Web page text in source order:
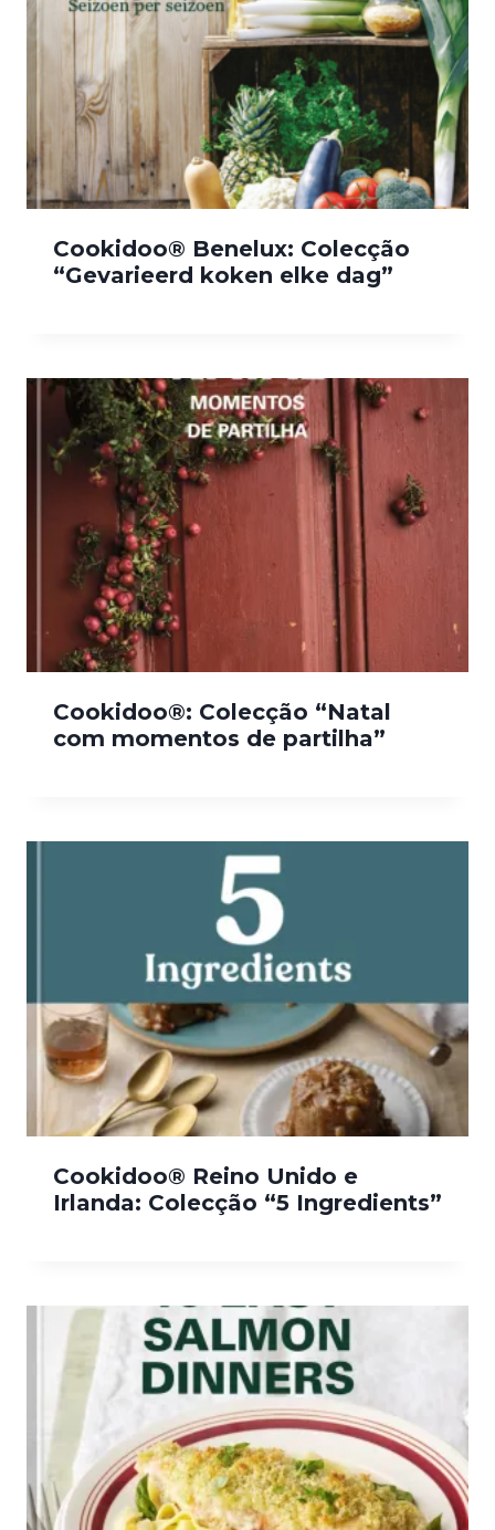
Cookidoo® Benelux: Colecção
“Gevarieerd koken elke dag”
Cookidoo®: Colecção “Natal
com momentos de partilha”
Cookidoo® Reino Unido e
Irlanda: Colecção “5 Ingredients”